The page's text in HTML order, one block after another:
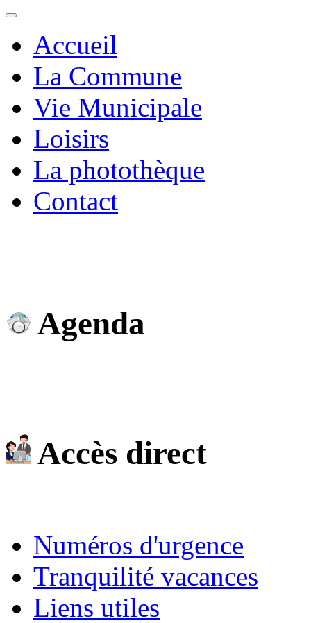
Accueil
La Commune
Vie Municipale
Loisirs
La photothèque
Contact
Agenda
Accès direct
Numéros d'urgence
Tranquilité vacances
Liens utiles